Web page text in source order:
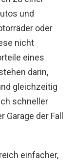
und
oder
nicht
eines
darin,
gleichzeitig
schneller
Garage der Fall
einfacher,